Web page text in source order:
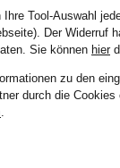
Ihre Tool-Auswahl
Der Widerruf
Sie können hier
zu den
durch die
.